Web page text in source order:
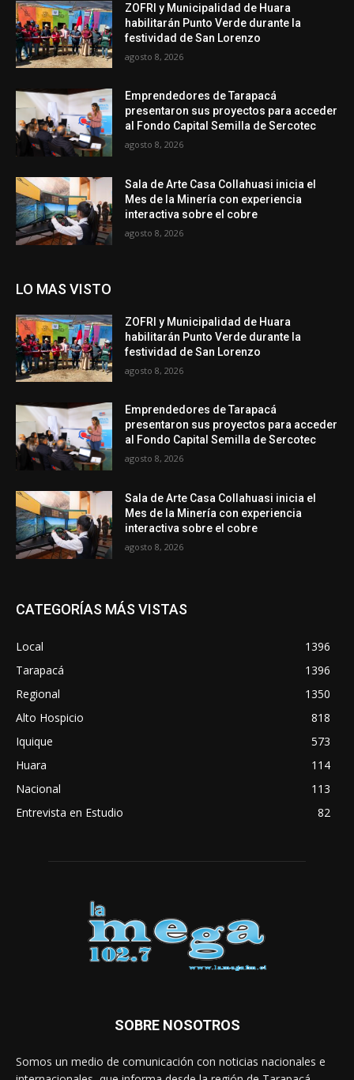
ZOFRI y Municipalidad de Huara
habilitarán Punto Verde durante la
festividad de San Lorenzo
agosto 8, 2026
Emprendedores de Tarapacá
presentaron sus proyectos para acceder
al Fondo Capital Semilla de Sercotec
agosto 8, 2026
Sala de Arte Casa Collahuasi inicia el
Mes de la Minería con experiencia
interactiva sobre el cobre
agosto 8, 2026
LO MAS VISTO
ZOFRI y Municipalidad de Huara
habilitarán Punto Verde durante la
festividad de San Lorenzo
agosto 8, 2026
Emprendedores de Tarapacá
presentaron sus proyectos para acceder
al Fondo Capital Semilla de Sercotec
agosto 8, 2026
Sala de Arte Casa Collahuasi inicia el
Mes de la Minería con experiencia
interactiva sobre el cobre
agosto 8, 2026
CATEGORÍAS MÁS VISTAS
Local
1396
Tarapacá
1396
Regional
1350
Alto Hospicio
818
Iquique
573
Huara
114
Nacional
113
Entrevista en Estudio
82
SOBRE NOSOTROS
Somos un medio de comunicación con noticias nacionales e